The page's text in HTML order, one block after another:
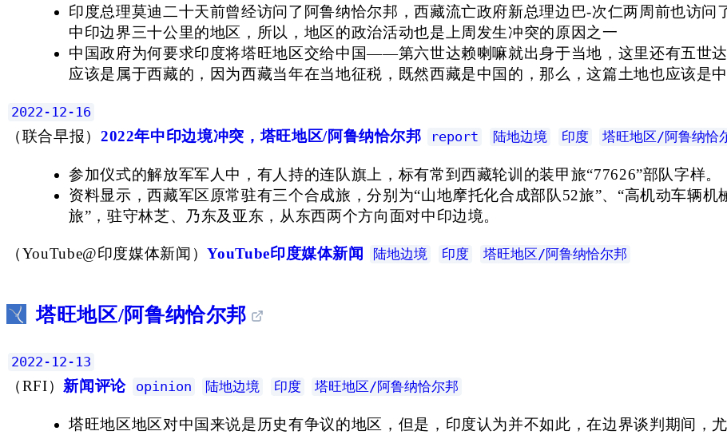
印度总理莫迪二十天前曾经访问了阿鲁纳恰尔邦，西藏流亡政府新总理边巴-次仁两周前也访
中印边界三十公里的地区，所以，地区的政治活动也是上周发生冲突的原因之一
中国政府为何要求印度将塔旺地区交给中国——第六世达赖喇嘛就出身于当地，这里还有五世
应该是属于西藏的，因为西藏当年在当地征税，既然西藏是中国的，那么，这篇土地也应该是中
2022-12-16
（联合早报） 2022年中印边境冲突，塔旺地区/阿鲁纳恰尔邦 report 陆地边境 印度 塔旺地区/阿鲁纳恰
参加仪式的解放军军人中，有人持的连队旗上，标有常到西藏轮训的装甲旅“77626”部队字样。
资料显示，西藏军区原常驻有三个合成旅，分别为“山地摩托化合成部队52旅”、“高机动车辆
旅”，驻守林芝、乃东及亚东，从东西两个方向面对中印边境。
（YouTube@印度媒体新闻 ）YouTube印度媒体新闻 陆地边境 印度 塔旺地区/阿鲁纳恰尔邦
塔旺地区/阿鲁纳恰尔邦
2022-12-13
（RFI） 新闻评论 opinion 陆地边境 印度 塔旺地区/阿鲁纳恰尔邦
塔旺地区地区对中国来说是历史有争议的地区，但是，印度认为并不如此，在边界谈判期间，